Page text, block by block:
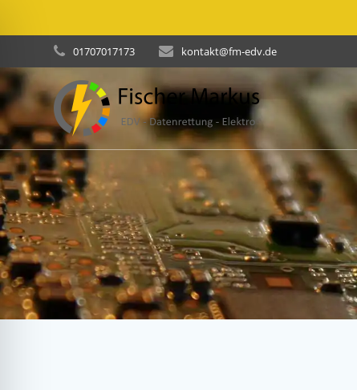
to
content
01707017173 kontakt@fm-edv.de